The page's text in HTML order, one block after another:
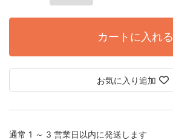
カートに入れる
お気に入り追加
通常 1 ～ 3 営業日以内に発送します